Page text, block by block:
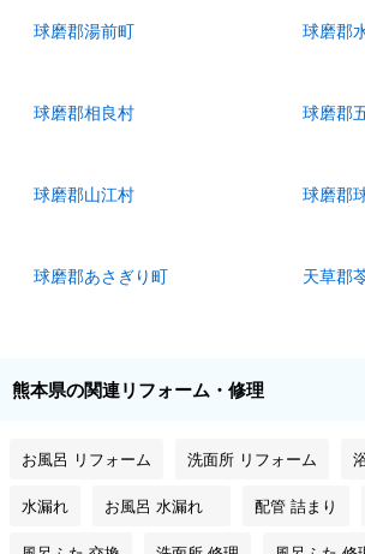
球磨郡湯前町 球磨郡
球磨郡相良村 球磨郡
球磨郡山江村 球磨郡
球磨郡あさぎり町 天草郡
熊本県の関連リフォーム・修理
お風呂 リフォーム 洗面所 リフォーム
水漏れ お風呂 水漏れ 配管 詰まり